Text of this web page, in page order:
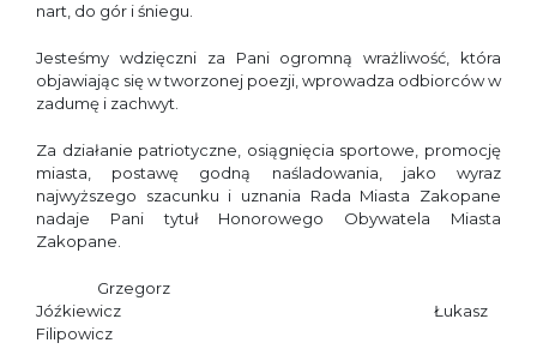
nart, do gór i śniegu.
Jesteśmy wdzięczni za Pani ogromną wrażliwość, która
objawiając się w tworzonej poezji, wprowadza odbiorców w
zadumę i zachwyt.
Za działanie patriotyczne, osiągnięcia sportowe, promocję
miasta, postawę godną naśladowania, jako wyraz
najwyższego szacunku i uznania Rada Miasta Zakopane
nadaje Pani tytuł Honorowego Obywatela Miasta
Zakopane.
Grzegorz
Jóźkiewicz Łukasz
Filipowicz